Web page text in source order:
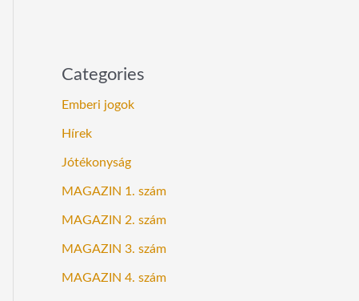
Categories
Emberi jogok
Hírek
Jótékonyság
MAGAZIN 1. szám
MAGAZIN 2. szám
MAGAZIN 3. szám
MAGAZIN 4. szám